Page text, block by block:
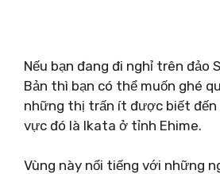
Nếu bạn đang đi nghỉ trên đảo
Bản thì bạn có thể muốn ghé
những thị trấn ít được biết
vực đó là Ikata ở tỉnh Ehime.
Vùng này nổi tiếng với những